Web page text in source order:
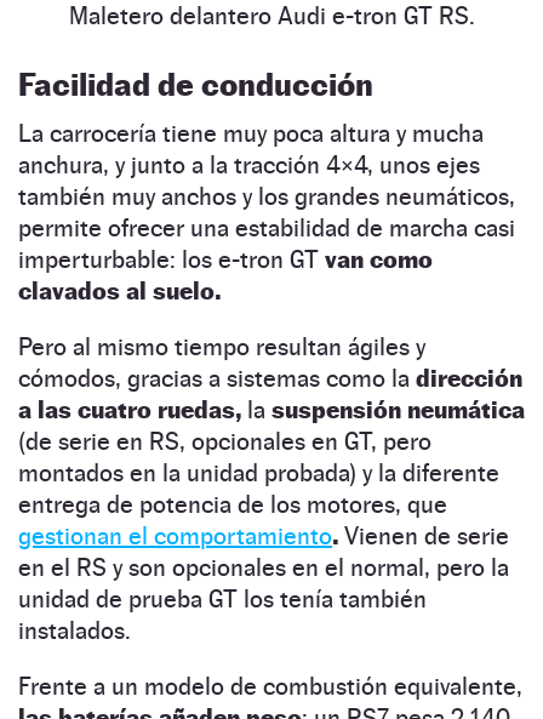
Maletero delantero Audi e-tron GT RS.
Facilidad de conducción
La carrocería tiene muy poca altura y mucha
anchura, y junto a la tracción 4×4, unos ejes
también muy anchos y los grandes neumáticos,
permite ofrecer una estabilidad de marcha casi
imperturbable: los e-tron GT van como
clavados al suelo.
Pero al mismo tiempo resultan ágiles y
cómodos, gracias a sistemas como la dirección
a las cuatro ruedas, la suspensión neumática
(de serie en RS, opcionales en GT, pero
montados en la unidad probada) y la diferente
entrega de potencia de los motores, que
gestionan el comportamiento. Vienen de serie
en el RS y son opcionales en el normal, pero la
unidad de prueba GT los tenía también
instalados.
Frente a un modelo de combustión equivalente,